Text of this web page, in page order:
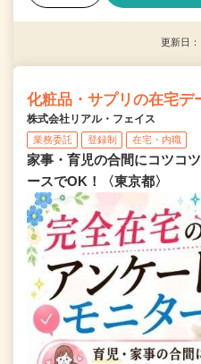
更新日
化粧品・サプリの在宅デ
株式会社リアル・フェイス
業務委託 登録制 在宅・内職
家事・育児の合間にコツコ
ースでOK！〈東京都〉